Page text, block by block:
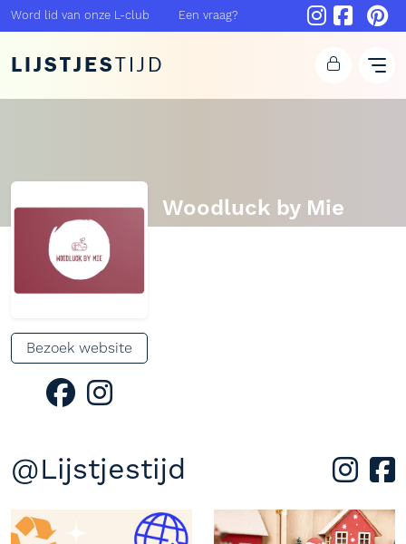
Word lid van onze L-club Een vraag?
LIJSTJESTIJD
Bezoek website
Woodluck by Mie
@Lijstjestijd